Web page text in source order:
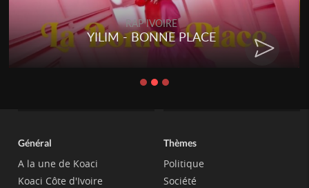
RAP IVOIRE
YILIM - BONNE PLACE
Général
A la une de Koaci
Koaci Côte d'Ivoire
Thèmes
Politique
Société